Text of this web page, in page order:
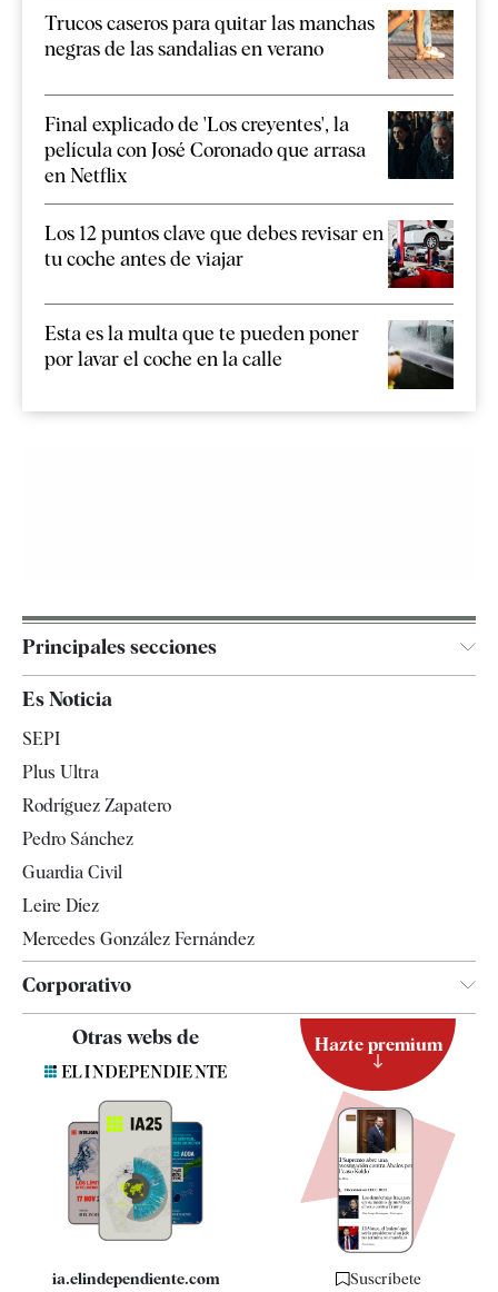
Trucos caseros para quitar las manchas
negras de las sandalias en verano
Final explicado de 'Los creyentes', la
película con José Coronado que arrasa
en Netflix
Los 12 puntos clave que debes revisar en
tu coche antes de viajar
Esta es la multa que te pueden poner
por lavar el coche en la calle
Principales secciones
España
Televisión
Es Noticia
SEPI
Plus Ultra
Rodríguez Zapatero
Pedro Sánchez
Guardia Civil
Leire Díez
Mercedes González Fernández
Corporativo
Contacto
Quiénes somos
Especificaciones
Otras webs de
ia.elindependiente.com
Hazte premium
Suscríbete